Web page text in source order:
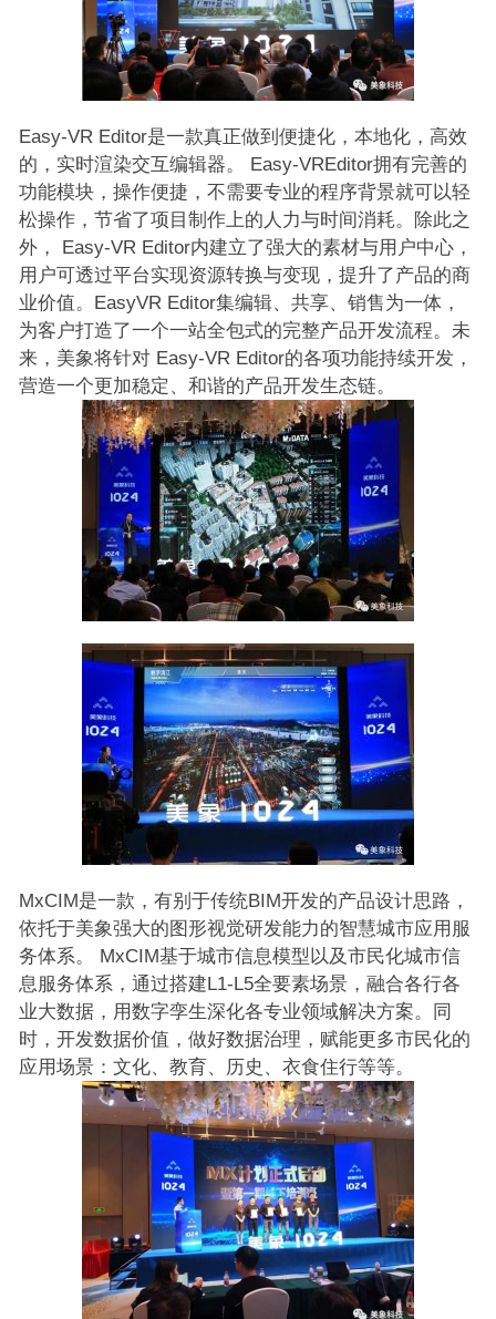
Easy-VR Editor是一款真正做到便捷化，本地化，高效
的，实时渲染交互编辑器。 Easy-VREditor拥有完善的
功能模块，操作便捷，不需要专业的程序背景就可以轻
松操作，节省了项目制作上的人力与时间消耗。除此之
外， Easy-VR Editor内建立了强大的素材与用户中心，
用户可透过平台实现资源转换与变现，提升了产品的商
业价值。EasyVR Editor集编辑、共享、销售为一体，
为客户打造了一个一站全包式的完整产品开发流程。未
来，美象将针对 Easy-VR Editor的各项功能持续开发，
营造一个更加稳定、和谐的产品开发生态链。
MxCIM是一款，有别于传统BIM开发的产品设计思路，
依托于美象强大的图形视觉研发能力的智慧城市应用服
务体系。 MxCIM基于城市信息模型以及市民化城市信
息服务体系，通过搭建L1-L5全要素场景，融合各行各
业大数据，用数字孪生深化各专业领域解决方案。同
时，开发数据价值，做好数据治理，赋能更多市民化的
应用场景：文化、教育、历史、衣食住行等等。